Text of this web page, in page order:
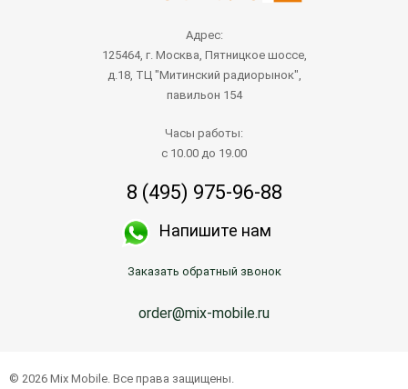
Адрес:
125464, г. Москва, Пятницкое шоссе,
д.18, ТЦ "Митинский радиорынок",
павильон 154
Часы работы:
с 10.00 до 19.00
8 (495) 975-96-88
Напишите нам
Заказать обратный звонок
order@mix-mobile.ru
© 2026 Mix Mobile. Все права защищены.